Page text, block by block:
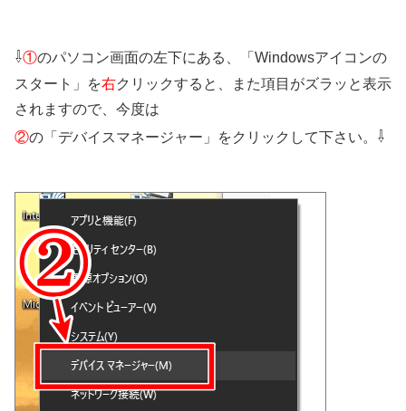
⇩①のパソコン画面の左下にある、「Windowsアイコンの
スタート」を右クリックすると、また項目がズラッと表示
されますので、今度は
②の「デバイスマネージャー」をクリックして下さい。 ⇩